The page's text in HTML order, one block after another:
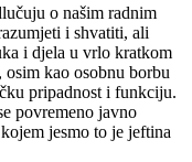
o našim radnim
i shvatiti, ali
i djela u vrlo kratkom
kao osobnu borbu
pripadnost i funkciju.
povremeno javno
jesmo to je jeftina